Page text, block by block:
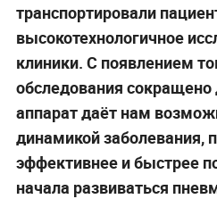
транспортировали
высокотехнологичное
клиники. С появлением
обследования
аппарат даёт нам
динамикой заболевания,
эффективнее и быстрее
начала развиваться